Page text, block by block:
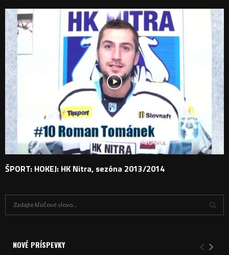
ŠPORT: HOKEJ: HK Nitra, sezóna 2013/2014
Y
NOVÉ PRÍSPEVKY